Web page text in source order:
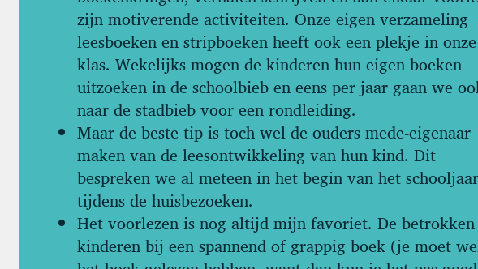
zijn motiverende activiteiten. Onze eigen verzameling
leesboeken en stripboeken heeft ook een plekje in onze
klas. Wekelijks mogen de kinderen hun eigen boeken
uitzoeken in de schoolbieb en eens per jaar gaan we
naar de stadbieb voor een rondleiding.
Maar de beste tip is toch wel de ouders mede-eigenaar
maken van de leesontwikkeling van hun kind. Dit
bespreken we al meteen in het begin van het schooljaar
tijdens de huisbezoeken.
Het voorlezen is nog altijd mijn favoriet. De betrokken
kinderen bij een spannend of grappig boek (je moet